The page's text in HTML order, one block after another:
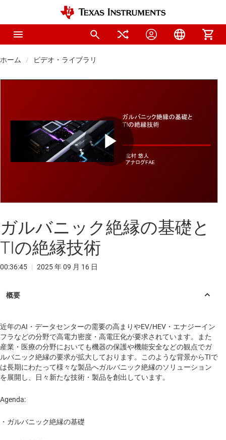
ホーム ビデオ・ライブラリ
Play
Video
ガルバニック絶縁の基礎と
TIの絶縁技術
00:36:45 | 2025 年 09 月 16 日
近年のAI・データセンターの需要の高まりやEV/HEV・エナジーイン
フラなどの分野で高電力密度・高電圧化が要求されています。また
産業・医療の分野においても機器の保護や機能安全などの観点でガ
ルバニック絶縁の要求が拡大しております。このような背景からTIで
は長期にわたって様々な製品へガルバニック絶縁のソリューション
を展開し、日々新たな技術・製品を創出しています。
Agenda:
・ガルバニック絶縁の基礎